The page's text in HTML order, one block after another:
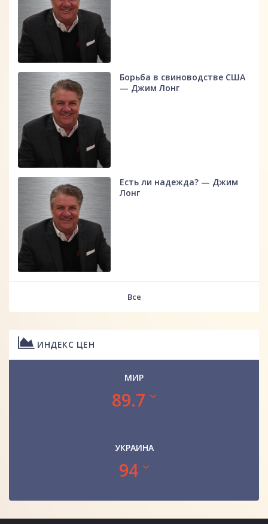
Борьба в свиноводстве США
— Джим Лонг
Есть ли надежда? — Джим
Лонг
Все
ИНДЕКС ЦЕН
МИР
89.7
УКРАИНА
94